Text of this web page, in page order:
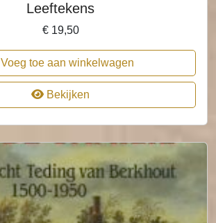
Leeftekens
€19,50
Voeg toe aan winkelwagen
Bekijken